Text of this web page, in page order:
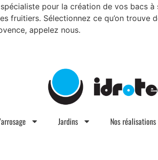
pour la création de vos bacs
fruitiers. Sélectionnez ce qu’on trouve
appelez nous.
Jardins Nos réalisations